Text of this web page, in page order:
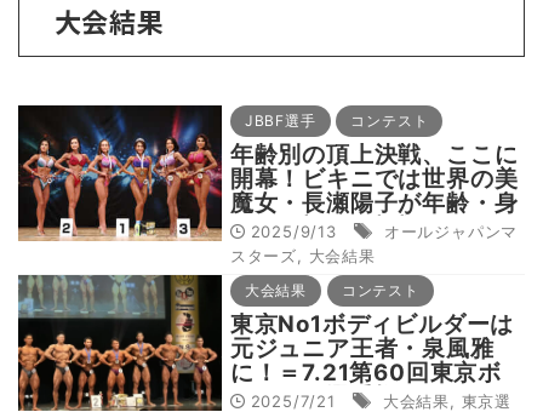
大会結果
JBBF選手 コンテスト
年齢別の頂上決戦、ここに
開幕！ビキニでは世界の美
魔女・長瀬陽子が年齢・身
長別7連覇を達成、オーバ
ーオールも2連覇 涙で優
勝を喜ぶ=9.13 オールジャ
パン マスターズ フィット
ネスチャンピオンシップス
2025/9/13
オールジャパンマ
スターズ
大会結果
大会結果 コンテスト
東京No1ボディビルダーは
元ジュニア王者・泉風雅
に！＝7.21第60回東京ボ
ディビル選手権
2025/7/21 大会結果
東京選